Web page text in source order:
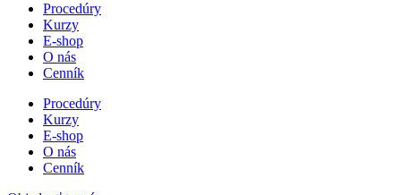
Procedúry
Kurzy
E-shop
O nás
Cenník
Procedúry
Kurzy
E-shop
O nás
Cenník